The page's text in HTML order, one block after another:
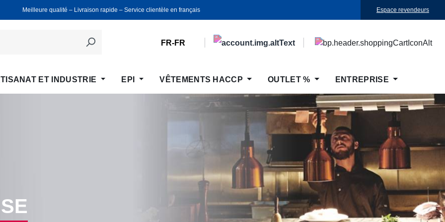
Meilleure qualité ‒ Livraison rapide ‒ Service clientèle en français Espace revendeurs
FR-FR
ET INDUSTRIE EPI VÊTEMENTS HACCP OUTLET % ENTREPRISE